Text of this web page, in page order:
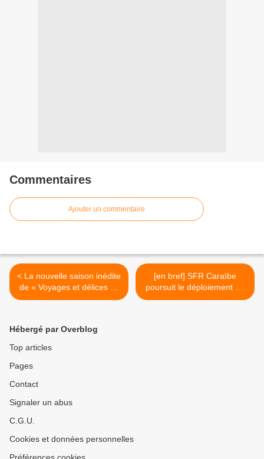
Commentaires
Ajouter un commentaire
< La nouvelle saison inédite
de « Voyages et délices by
Chef Kelly » débarque sur
[en bref] SFR Caraïbe
poursuit le déploiement de
la 4G Max en Guadeloupe !
Hébergé par Overblog
Top articles
Pages
Contact
Signaler un abus
C.G.U.
Cookies et données personnelles